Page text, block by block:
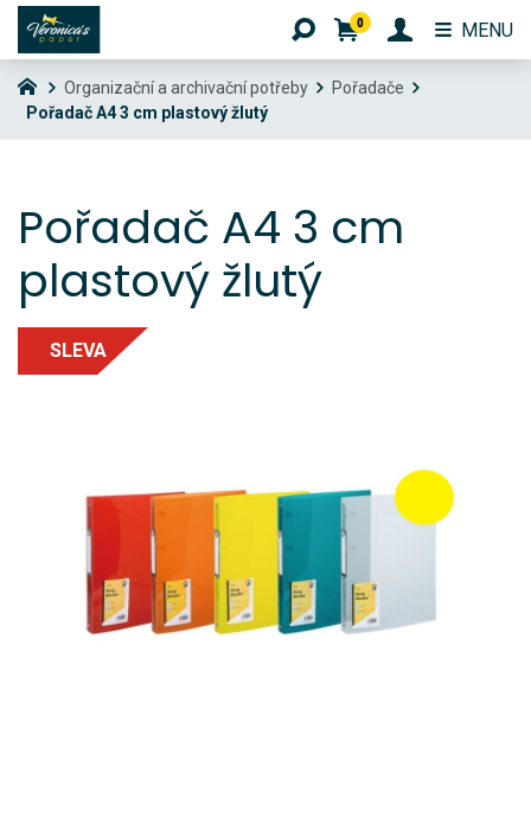
Organizační a archivační potřeby
Pořadače
Pořadač A4 3 cm plastový žlutý
Pořadač A4 3 cm
plastový žlutý
SLEVA
0 MENU